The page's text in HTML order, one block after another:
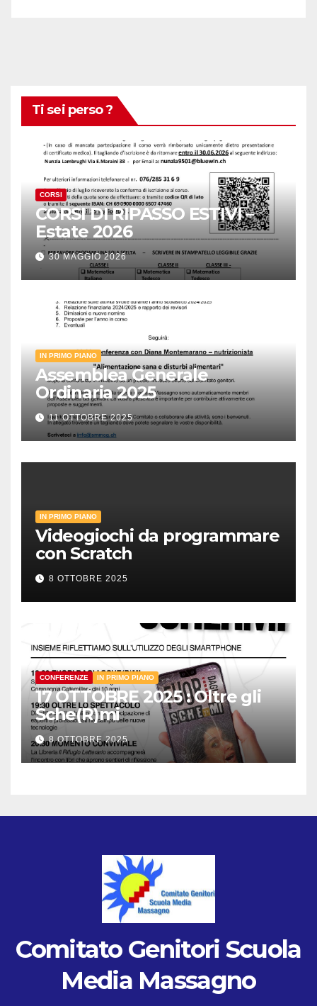
Ti sei perso ?
CORSI
CORSI DI RIPASSO ESTIVI –
Estate 2026
30 MAGGIO 2026
IN PRIMO PIANO
Assemblea Generale
Ordinaria 2025
11 OTTOBRE 2025
IN PRIMO PIANO
Videogiochi da programmare
con Scratch
8 OTTOBRE 2025
CONFERENZE IN PRIMO PIANO
17 OTTOBRE 2025 : Oltre gli
Sche(R)mi
8 OTTOBRE 2025
Comitato Genitori Scuola
Media Massagno